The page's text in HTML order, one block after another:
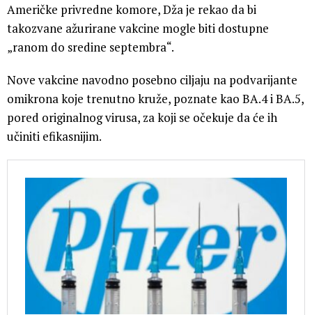
Američke privredne komore, Dža je rekao da bi
takozvane ažurirane vakcine mogle biti dostupne
„ranom do sredine septembra“.
Nove vakcine navodno posebno ciljaju na podvarijante
omikrona koje trenutno kruže, poznate kao BA.4 i BA.5,
pored originalnog virusa, za koji se očekuje da će ih
učiniti efikasnijim.